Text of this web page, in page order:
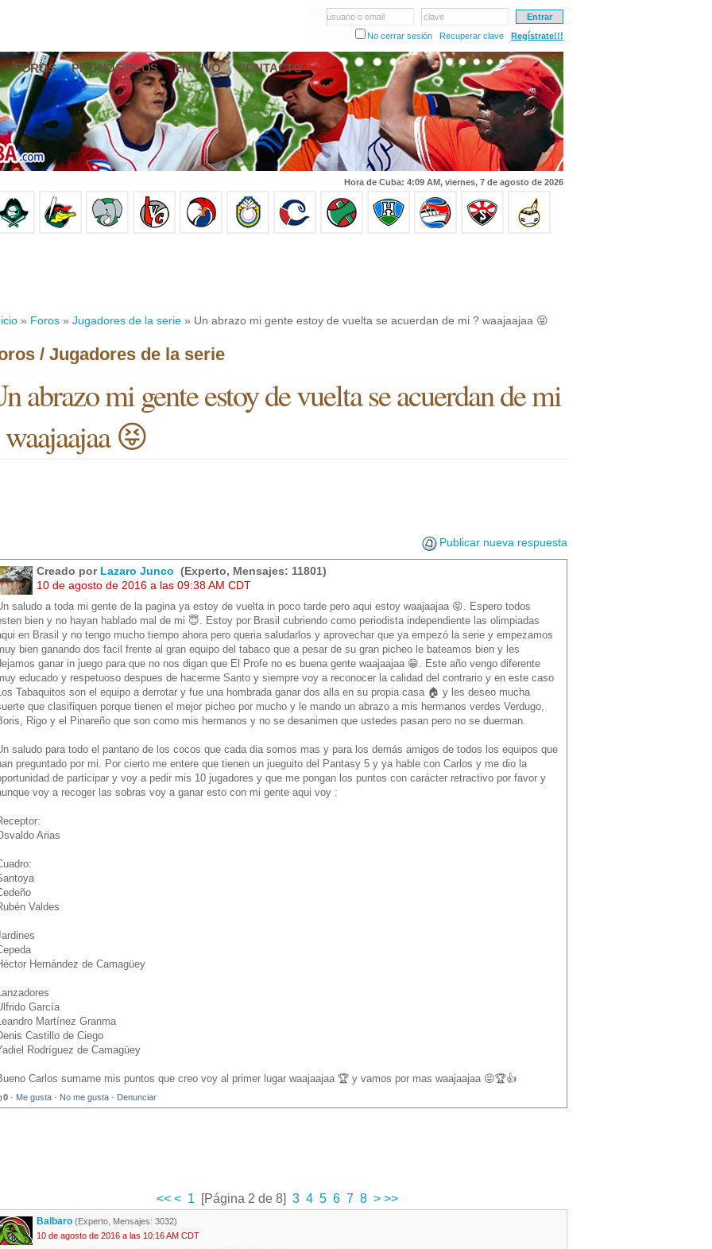
usuario o email
clave
No cerrar sesión
Recuperar clave Regístrate!!!
FOROS PRONÓSTICOS EN VIVO CONTACTO
Hora de Cuba: 4:09 AM, viernes, 7 de agosto de 2026
» Foros » Jugadores de la serie » Un abrazo mi gente estoy de vuelta se acuerdan de mi ? waajaajaa 😝
/ Jugadores de la serie
abrazo mi gente estoy de vuelta se acuerdan de mi
😝
Publicar nueva respuesta
Creado por Lazaro Junco (Experto, Mensajes: 11801)
10 de agosto de 2016 a las 09:38 AM CDT
saludo a toda mi gente de la pagina ya estoy de vuelta in poco tarde pero aqui estoy waajaajaa 😝. Espero todos
bien y no hayan hablado mal de mi 😇. Estoy por Brasil cubriendo como periodista independiente las olimpiadas
en Brasil y no tengo mucho tiempo ahora pero queria saludarlos y aprovechar que ya empezó la serie y empezamos
bien ganando dos facil frente al gran equipo del tabaco que a pesar de su gran picheo le bateamos bien y les
ganar in juego para que no nos digan que El Profe no es buena gente waajaajaa 😁. Este año vengo diferente
educado y respetuoso despues de hacerme Santo y siempre voy a reconocer la calidad del contrario y en este caso
Tabaquitos son el equipo a derrotar y fue una hombrada ganar dos alla en su propia casa 🏠 y les deseo mucha
que clasifiquen porque tienen el mejor picheo por mucho y le mando un abrazo a mis hermanos verdes Verdugo,
Rigo y el Pinareño que son como mis hermanos y no se desanimen que ustedes pasan pero no se duerman.
saludo para todo el pantano de los cocos que cada dia somos mas y para los demás amigos de todos los equipos que
preguntado por mi. Por cierto me entere que tienen un jueguito del Pantasy 5 y ya hable con Carlos y me dio la
de participar y voy a pedir mis 10 jugadores y que me pongan los puntos con carácter retractivo por favor y
voy a recoger las sobras voy a ganar esto con mi gente aqui voy :
Arias
Valdes
Hernández de Camagüey
García
Martínez Granma
Castillo de Ciego
Rodríguez de Camagüey
Carlos sumame mis puntos que creo voy al primer lugar waajaajaa 🏆 y vamos por mas waajaajaa 😝🏆👍
0 · Me gusta · No me gusta · Denunciar
<< < 1 [Página 2 de 8] 3 4 5 6 7 8 > >>
Balbaro (Experto, Mensajes: 3032)
10 de agosto de 2016 a las 10:16 AM CDT